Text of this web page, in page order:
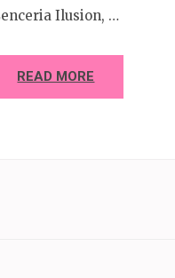
Ilusion, …
READ MORE